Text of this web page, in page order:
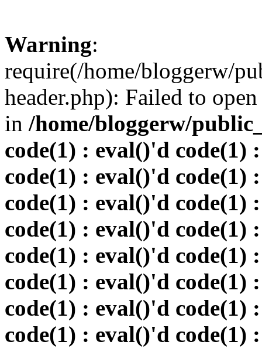
Warning:
require(/home/bloggerw/
header.php): Failed to
in /home/bloggerw/
code(1) : eval()'d code(1)
code(1) : eval()'d code(1)
code(1) : eval()'d code(1)
code(1) : eval()'d code(1)
code(1) : eval()'d code(1)
code(1) : eval()'d code(1)
code(1) : eval()'d code(1)
code(1) : eval()'d code(1)